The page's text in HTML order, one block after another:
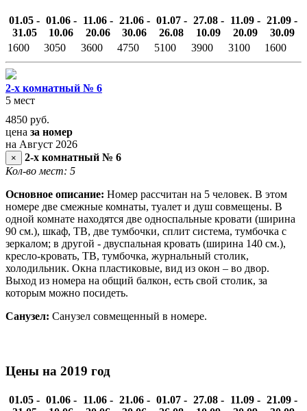
01.05 -
31.05
01.06 -
10.06
11.06 -
20.06
21.06 -
30.06
01.07 -
26.08
27.08 -
10.09
11.09 -
20.09
21.09 -
30.09
1600
3050 3600 4750 5100 3900 3100 1600
2-х комнатный № 6
5 мест
4850 руб.
цена за номер
на Август 2026
×
2-х комнатный № 6
Кол-во мест: 5
Основное описание: Номер рассчитан на 5 человек. В этом
номере две смежные комнаты, туалет и душ совмещены. В
одной комнате находятся две односпальные кровати (ширина
90 см.), шкаф, ТВ, две тумбочки, сплит система, тумбочка с
зеркалом; в другой - двуспальная кровать (ширина 140 см.),
кресло-кровать, ТВ, тумбочка, журнальный столик,
холодильник. Окна пластиковые, вид из окон – во двор.
Выход из номера на общий балкон, есть свой столик, за
которым можно посидеть.
Санузел: Санузел совмещенный в номере.
Цены на 2019 год
01.05 - 01.06 -
11.06 - 21.06 - 01.07 - 27.08 -
11.09 - 21.09 -